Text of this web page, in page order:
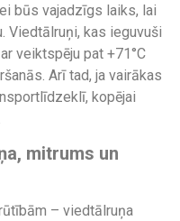
būs vajadzīgs laiks, lai
Viedtālruņi, kas ieguvuši
veiktspēju pat +71°C
Arī tad, ja vairākas
kopējai
mitrums un
– viedtālruņa